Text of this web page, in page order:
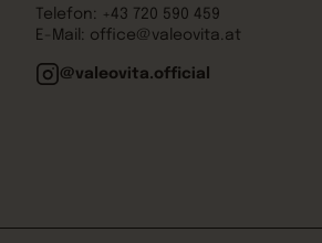
Telefon: +43 720 590 459
E-Mail: office@valeovita.at
@valeovita.official